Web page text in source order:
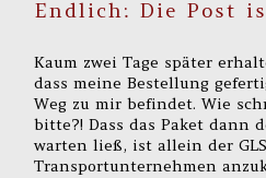
Endlich: Die Post
Kaum zwei Tage später
dass meine Bestellung
Weg zu mir befindet. Wie
bitte?! Dass das Paket dann
warten ließ, ist allein der
Transportunternehmen